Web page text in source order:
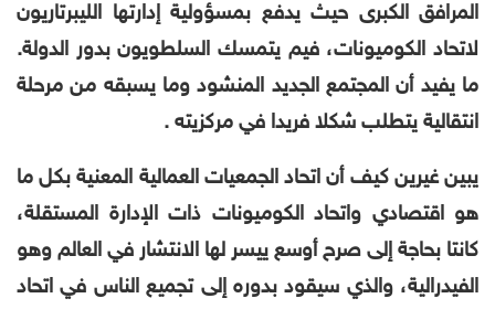
المرافق الكبرى حيث يدفع بمسؤولية إدارتها الليبرتاريون
لاتحاد الكوميونات، فيم يتمسك السلطويون بدور الدولة.
ما يفيد أن المجتمع الجديد المنشود وما يسبقه من مرحلة
انتقالية يتطلب شكلا فريدا في مركزيته .
يبين غيرين كيف أن اتحاد الجمعيات العمالية المعنية بكل ما
هو اقتصادي واتحاد الكوميونات ذات الإدارة المستقلة،
كانتا بحاجة إلى صرح أوسع ييسر لها الانتشار في العالم وهو
الفيدرالية، والذي سيقود بدوره إلى تجميع الناس في اتحاد